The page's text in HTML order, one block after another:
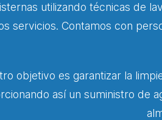
utilizando técnicas de
servicios. Contamos con
objetivo es garantizar la
así un suministro de